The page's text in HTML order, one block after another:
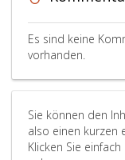
Es sind keine
vorhanden.
Sie können den
also einen kurzen
Klicken Sie